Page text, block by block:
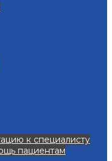
к специалисту
пациентам